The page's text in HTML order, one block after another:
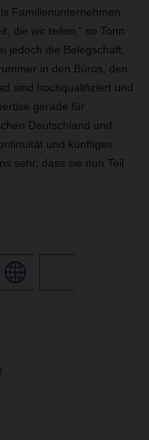
Familienunternehmen,
die wir teilen,“ so Tonn
jedoch die Belegschaft.
in den Büros, den
sind hochqualifiziert und
gerade für
Deutschland und
und künftiges
sehr, dass sie nun Teil